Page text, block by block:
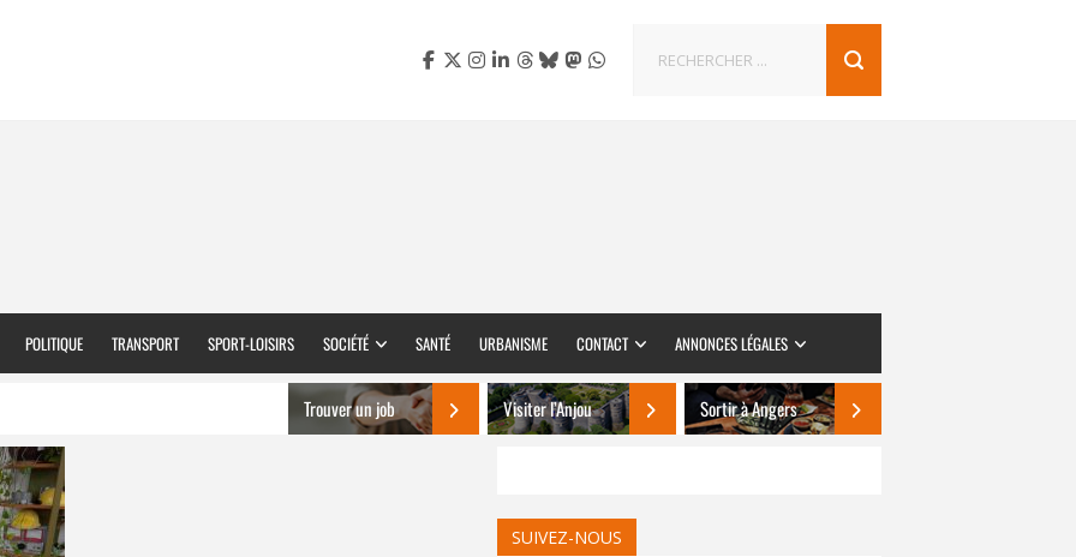
POLITIQUE TRANSPORT SPORT-LOISIRS SOCIÉTÉ SANTÉ URBANISME CONTACT ANNONCES LÉGALES
Trouver un job Visiter l’Anjou Sortir à Angers
SUIVEZ-NOUS